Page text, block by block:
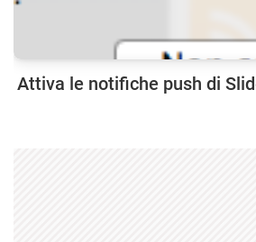
Attiva le notifiche push di